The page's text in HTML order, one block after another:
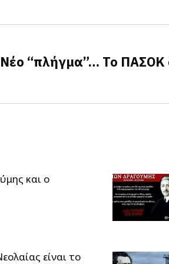
LinkedIn
Next
Νέο “πλήγμα”… Το ΠΑΣΟΚ
και ο
είναι το